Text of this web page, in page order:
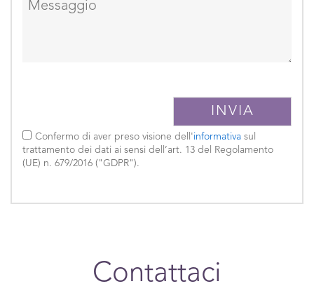
Confermo di aver preso visione dell'informativa sul
trattamento dei dati ai sensi dell’art. 13 del Regolamento
(UE) n. 679/2016 ("GDPR").
Contattaci